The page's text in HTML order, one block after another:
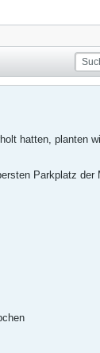
hatten, planten
Parkplatz